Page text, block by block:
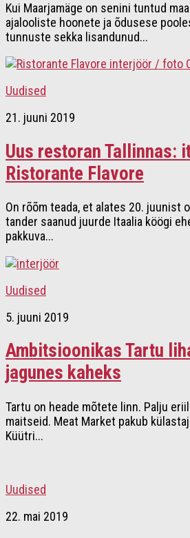
Kui Maarjamäge on senini tuntud
ajalooliste hoonete ja õdusese
tunnuste sekka lisandunud...
Uudised
21. juuni 2019
Uus restoran Tallinnas:
Ristorante Flavore
On rõõm teada, et alates 20. juunist
tander saanud juurde Itaalia köögi
pakkuva...
Uudised
5. juuni 2019
Ambitsioonikas Tartu
jagunes kaheks
Tartu on heade mõtete linn. Palju
maitseid. Meat Market pakub
Küütri...
Uudised
22. mai 2019